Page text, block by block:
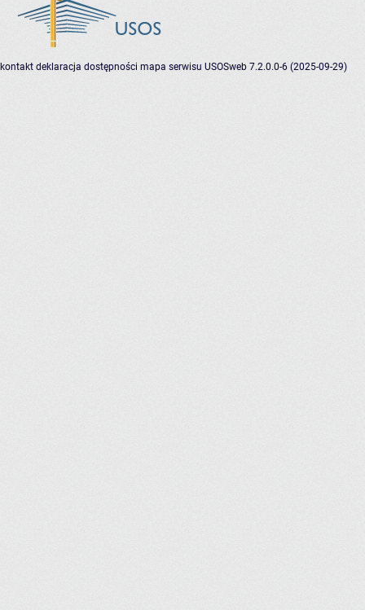
kontakt deklaracja dostępności mapa serwisu USOSweb 7.2.0.0-6 (2025-09-29)